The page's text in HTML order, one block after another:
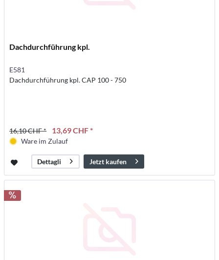
Dachdurchführung kpl.
E581
Dachdurchführung kpl. CAP 100 - 750
16,10 CHF * 13,69 CHF *
Ware im Zulauf
Dettagli Jetzt kaufen